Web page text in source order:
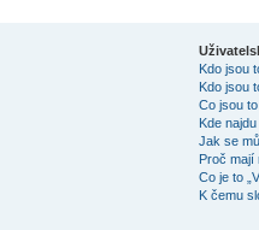
Kdo jsou
Kdo jsou
Co jsou
Kde
Jak se
Proč mají
Co je to
K čemu